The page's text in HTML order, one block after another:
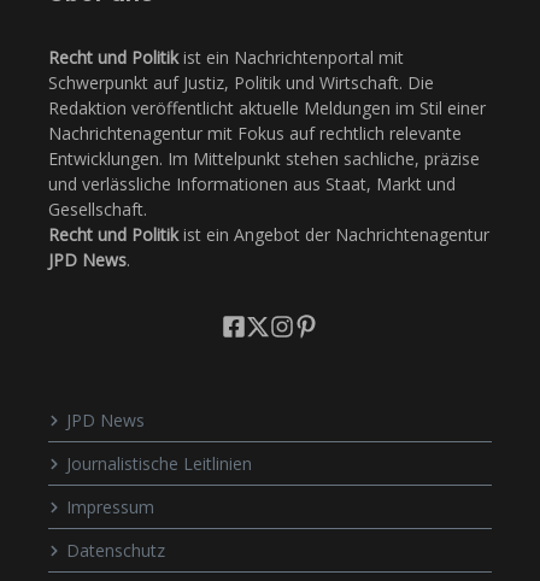
Recht und Politikist ein Nachrichtenportal mit
Schwerpunkt auf Justiz, Politik und Wirtschaft. Die
Redaktion veröffentlicht aktuelle Meldungen im Stil einer
Nachrichtenagentur mit Fokus auf rechtlich relevante
Entwicklungen. Im Mittelpunkt stehen sachliche, präzise
und verlässliche Informationen aus Staat, Markt und
Gesellschaft.
Recht und Politikist ein Angebot der Nachrichtenagentur
JPD News.
JPD News
Journalistische Leitlinien
Impressum
Datenschutz